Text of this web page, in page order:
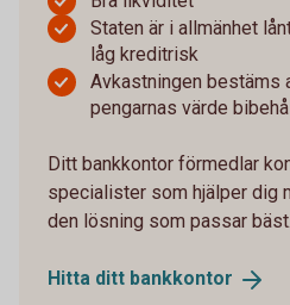
Staten är i allmänhet
låg kreditrisk
Avkastningen bestäms
pengarnas värde
Ditt bankkontor förmedlar
specialister som hjälper dig
den lösning som passar bäst.
Hitta ditt bankkontor